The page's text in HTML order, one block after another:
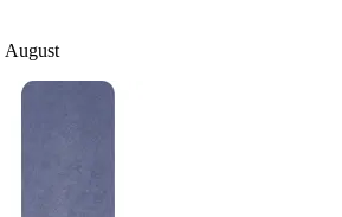
August